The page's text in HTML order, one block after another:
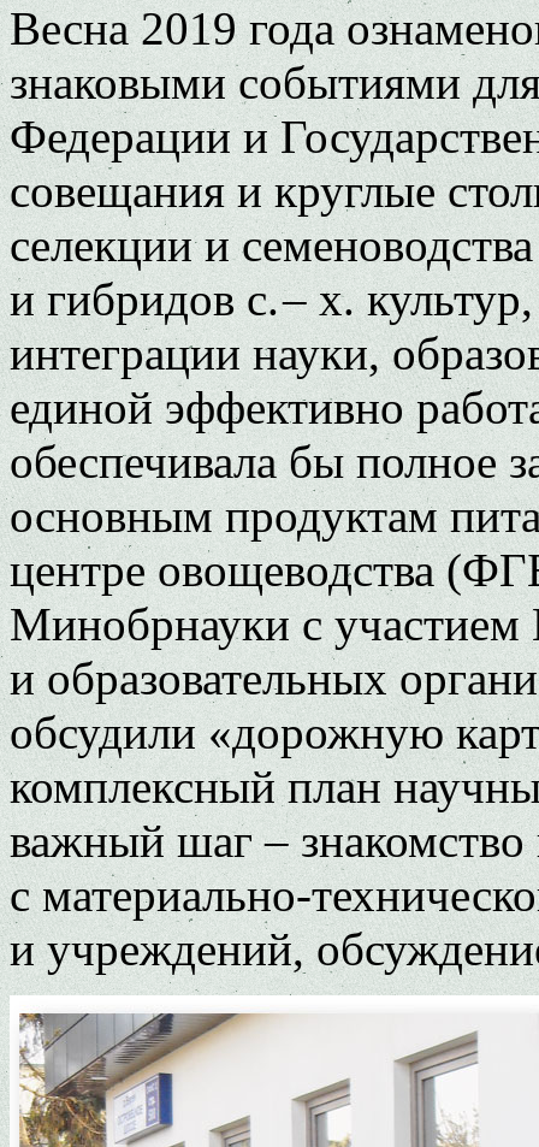
Весна 2019 года
знаковыми событиями
Федерации и
совещания и круглые
селекции и
и гибридов с. – х.
интеграции науки,
единой эффективно
обеспечивала бы полное
основным продуктам
центре овощеводства
Минобрнауки с
и образовательных
обсудили «дорожную
комплексный план
важный шаг –
с материально-
и учреждений,